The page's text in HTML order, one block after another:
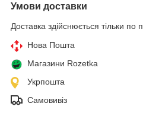
Умови доставки
Доставка здійснюється тільки по
Нова Пошта
Магазини Rozetka
Укрпошта
Самовивіз